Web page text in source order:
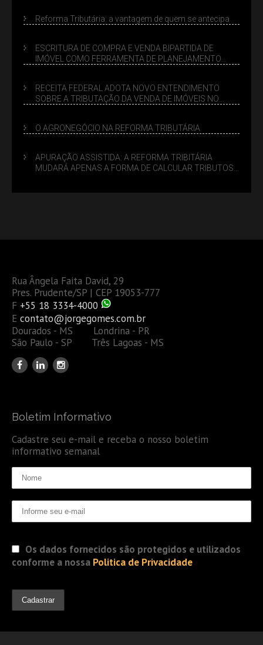
Reforma Tributária: a vantagem de quem se antecipa
ESCRITURA DE COMPRA E VENDA BIPARTIDA DE
IMÓVEL COMO FERRAMENTA DE PLANEJAMENTO
RECEITA FEDERAL ADOTA NOVO ENTENDIMENTO
SOBRE A TRIBUTAÇÃO DA VENDA DE IMÓVEIS NO
O AGRONEGÓCIO NA REFORMA TRIBUTÁRIA
APURAÇÃO ASSISTIDA: A REFORMA TRIBITÁRIA
MUDARÁ APENAS A FORMA DE CALCULAR TRIBUTOS
Rua Ângela Faita David, 29
Pres. Prudente/SP | CEP 19053-777
F +55 18 3334-4000
E contato@jorgegomes.com.br
Dourados - MS Londrina - PR
São Paulo - SP Três Lagoas - MS
Boletim Informativo
Cadastre seu e-mail e receba o nosso boletim
informativo semanal
Os dados fornecidos são protegidos e utilizados
conforme a nossa Politica de Privacidade